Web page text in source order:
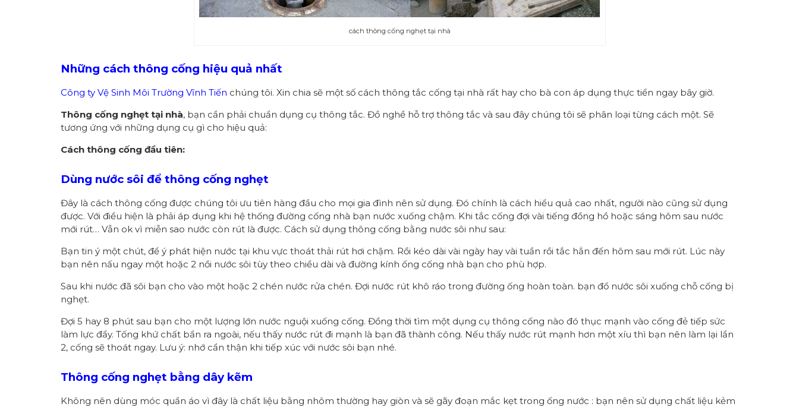
cách thông cống nghẹt tại nhà
Những cách thông cống hiệu quả nhất
Công ty Vệ Sinh Môi Trường Vĩnh Tiến chúng tôi. Xin chia sẽ một số cách thông tắc cống tại nhà rất hay cho bà con áp dụng thực tiển ngay bây giờ.
Thông cống nghẹt tại nhà, bạn cần phải chuẩn dụng cụ thông tắc. Đồ nghề hỗ trợ thông tắc và sau đây chúng tôi sẽ phân loại từng cách một. Sẽ
tương ứng với những dụng cụ gì cho hiệu quả:
Cách thông cống đầu tiên:
Dùng nước sôi để thông cống nghẹt
Đây là cách thông cống được chúng tôi ưu tiên hàng đầu cho mọi gia đình nên sử dụng. Đó chính là cách hiểu quả cao nhất, người nào cũng sử dụng
được. Với điều hiện là phải áp dụng khi hệ thống đường cống nhà bạn nước xuống chậm. Khi tắc cống đợi vài tiếng đồng hồ hoặc sáng hôm sau nước
mới rút… Vẫn ok vì miễn sao nước còn rút là được. Cách sử dụng thông cống bằng nước sôi như sau:
Bạn tin ý một chút, để ý phát hiện nước tại khu vực thoát thải rút hơi chậm. Rồi kéo dài vài ngày hay vài tuần rồi tắc hẳn đến hôm sau mới rút. Lúc này
bạn nên nấu ngay một hoặc 2 nồi nước sôi tùy theo chiều dài và đường kính ống cống nhà bạn cho phù hợp.
Sau khi nước đã sôi bạn cho vào một hoặc 2 chén nước rửa chén. Đợi nước rút khô ráo trong đường ống hoàn toàn. bạn đổ nước sôi xuống chỗ cống bị
nghẹt.
Đợi 5 hay 8 phút sau bạn cho một lượng lớn nước nguội xuống cống. Đồng thời tìm một dụng cụ thông cống nào đó thục mạnh vào cống đẻ tiếp sức
làm lực đẩy. Tống khứ chất bẩn ra ngoài, nếu thấy nước rút đi mạnh là bạn đã thành công. Nếu thấy nước rút mạnh hơn một xíu thì bạn nên làm lại lần
2, cống sẽ thoát ngay. Lưu ý: nhớ cẩn thận khi tiếp xúc với nước sôi bạn nhé.
Thông cống nghẹt bằng dây kẽm
Không nên dùng móc quần áo vì đây là chất liệu bằng nhôm thường hay giòn và sẽ gãy đoạn mắc kẹt trong ống nước : bạn nên sử dụng chất liệu kẻm